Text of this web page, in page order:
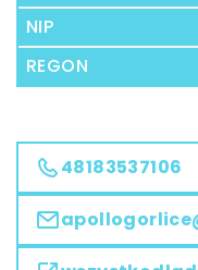
NIP
REGON
48183537106